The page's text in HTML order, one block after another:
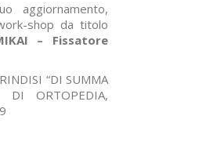
aggiornamento,
shop da titolo
– Fissatore
“DI SUMMA
DI ORTOPEDIA,